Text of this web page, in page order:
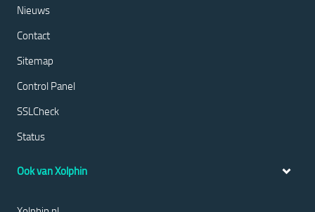
Nieuws
Contact
Sitemap
Control Panel
SSLCheck
Status
Ook van Xolphin